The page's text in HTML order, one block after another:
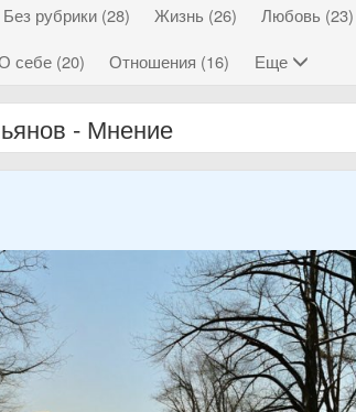
Без рубрики (28) Жизнь (26)
Любовь (23)
себе (20) Отношения (16) Еще
- Мнение